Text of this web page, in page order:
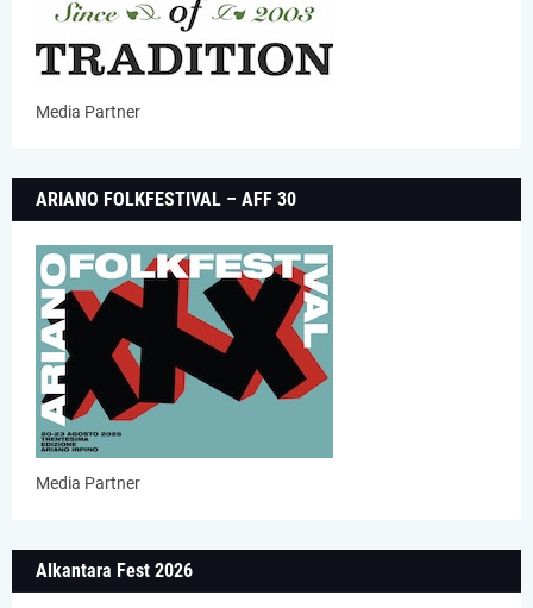
Media Partner
ARIANO FOLKFESTIVAL – AFF 30
Media Partner
Alkantara Fest 2026